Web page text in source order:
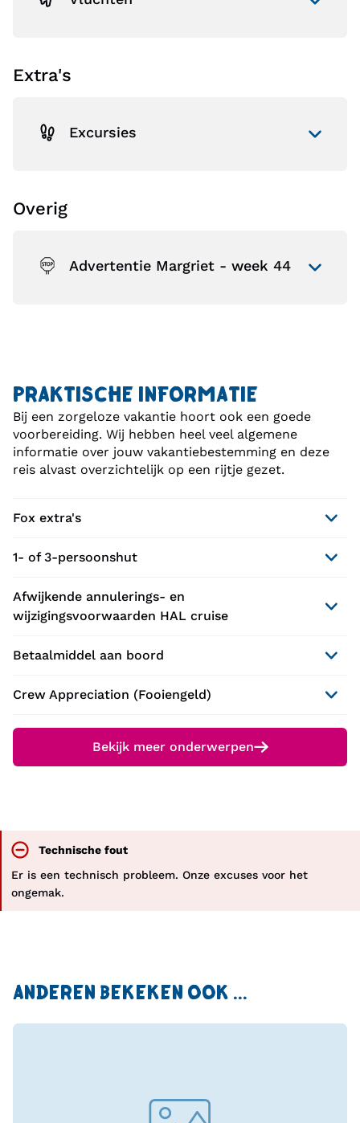
Extra's
Excursies
Overig
Advertentie Margriet - week 44
PRAKTISCHE INFORMATIE
Bij een zorgeloze vakantie hoort ook een goede
voorbereiding. Wij hebben heel veel algemene
informatie over jouw vakantiebestemming en deze
reis alvast overzichtelijk op een rijtje gezet.
Fox extra's
1- of 3-persoonshut
Afwijkende annulerings- en
wijzigingsvoorwaarden HAL cruise
Betaalmiddel aan boord
Crew Appreciation (Fooiengeld)
Bekijk meer onderwerpen
Technische fout
Er is een technisch probleem. Onze excuses voor het
ongemak.
ANDEREN BEKEKEN OOK ...